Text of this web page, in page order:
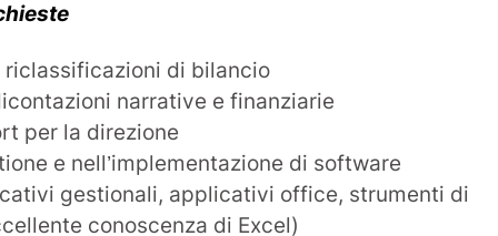
di bilancio
narrative e finanziarie
per la direzione
e nell’implementazione di software
gestionali, applicativi office, strumenti di
conoscenza di Excel)